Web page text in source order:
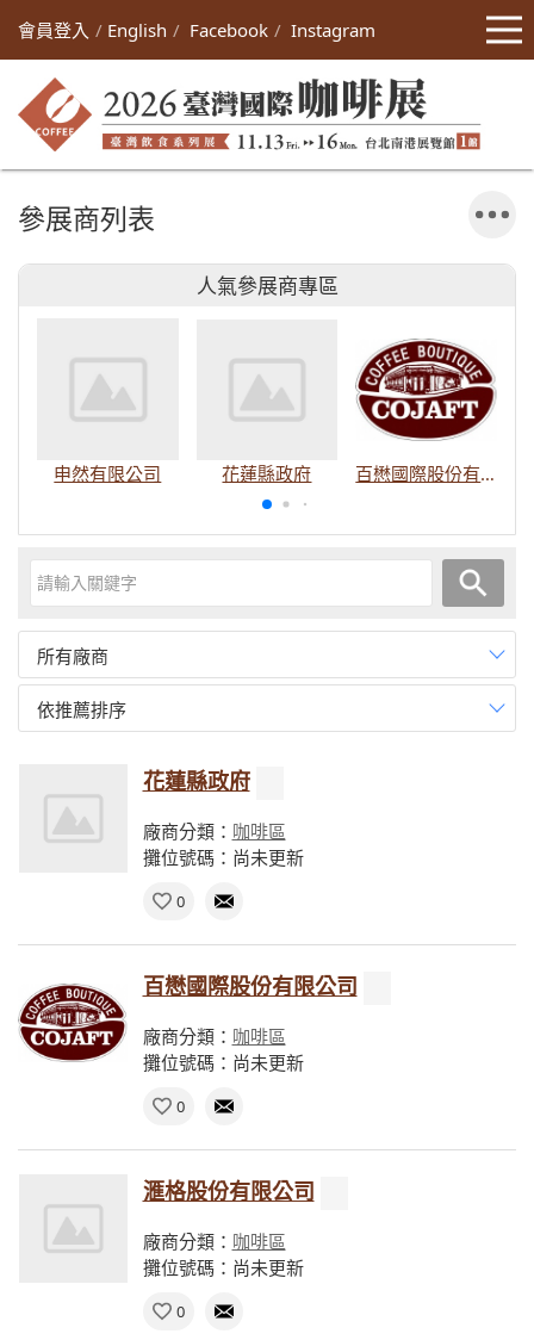
會員登入 English Facebook Instagram
參展商列表
人氣參展商專區
申然有限公司 花蓮縣政府 百懋國際股份有限公司
所有廠商
依推薦排序
花蓮縣政府
廠商分類： 咖啡區
攤位號碼：尚未更新
0
百懋國際股份有限公司
廠商分類： 咖啡區
攤位號碼：尚未更新
0
滙格股份有限公司
廠商分類： 咖啡區
攤位號碼：尚未更新
0